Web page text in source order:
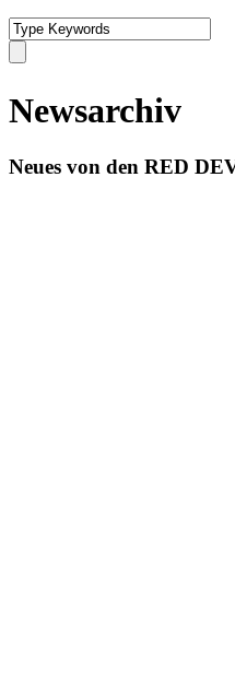
Newsarchiv
Neues von den RED